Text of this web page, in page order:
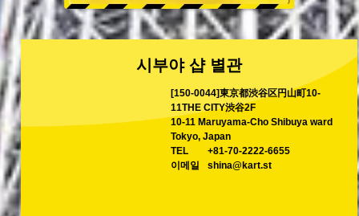
시부야 샵 별관
[150-0044]東京都渋谷区円山町10-
11THE CITY渋谷2F
10-11 Maruyama-Cho Shibuya ward
Tokyo, Japan
TEL
+81-70-2222-6655
이메일
shina@kart.st